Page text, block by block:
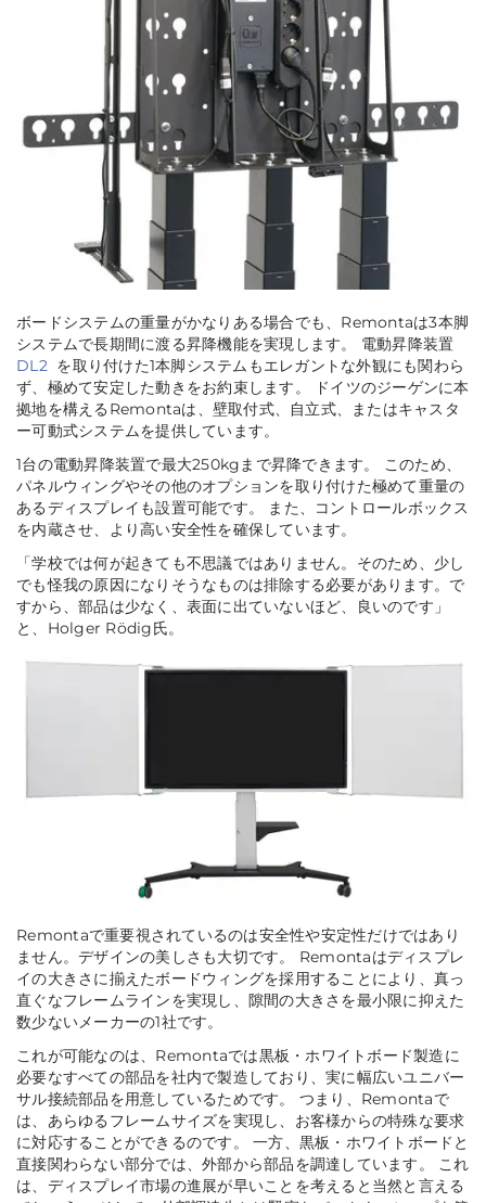
ボードシステムの重量がかなりある場合でも、Remontaは3本脚
システムで長期間に渡る昇降機能を実現します。 電動昇降装置
DL2を取り付けた1本脚システムもエレガントな外観にも関わら
ず、極めて安定した動きをお約束します。 ドイツのジーゲンに本
拠地を構えるRemontaは、壁取付式、自立式、またはキャスタ
ー可動式システムを提供しています。
1台の電動昇降装置で最大250kgまで昇降できます。 このため、
パネルウィングやその他のオプションを取り付けた極めて重量の
あるディスプレイも設置可能です。 また、コントロールボックス
を内蔵させ、より高い安全性を確保しています。
「学校では何が起きても不思議ではありません。そのため、少し
でも怪我の原因になりそうなものは排除する必要があります。で
すから、部品は少なく、表面に出ていないほど、良いのです 」
と、Holger Rödig氏。
Remontaで重要視されているのは安全性や安定性だけではあり
ません。デザインの美しさも大切です。 Remontaはディスプレ
イの大きさに揃えたボードウィングを採用することにより、真っ
直ぐなフレームラインを実現し、隙間の大きさを最小限に抑えた
数少ないメーカーの1社です。
これが可能なのは、Remontaでは黒板・ホワイトボード製造に
必要なすべての部品を社内で製造しており、実に幅広いユニバー
サル接続部品を用意しているためです。 つまり、Remontaで
は、あらゆるフレームサイズを実現し、お客様からの特殊な要求
に対応することができるのです。 一方、黒板・ホワイトボードと
直接関わらない部分では、外部から部品を調達しています。 これ
は、ディスプレイ市場の進展が早いことを考えると当然と言える